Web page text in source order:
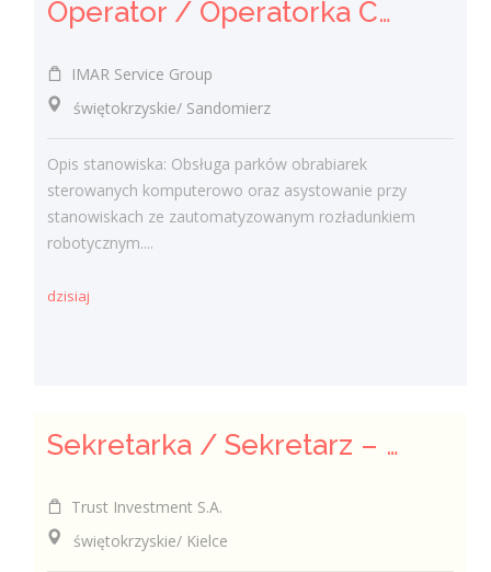
Operator / Operatorka CNC (K/M)
IMAR Service Group
świętokrzyskie/ Sandomierz
Opis stanowiska: Obsługa parków obrabiarek
sterowanych komputerowo oraz asystowanie przy
stanowiskach ze zautomatyzowanym rozładunkiem
robotycznym....
dzisiaj
Sekretarka / Sekretarz – Obsługa biura
Trust Investment S.A.
świętokrzyskie/ Kielce